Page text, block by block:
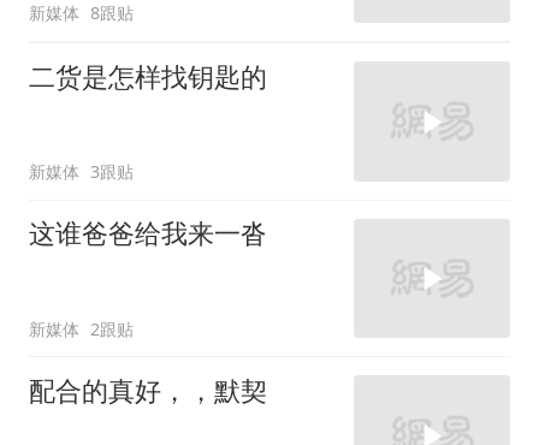
新媒体 8跟贴
二货是怎样找钥匙的
新媒体 3跟贴
这谁爸爸给我来一沓
新媒体 2跟贴
配合的真好，，默契